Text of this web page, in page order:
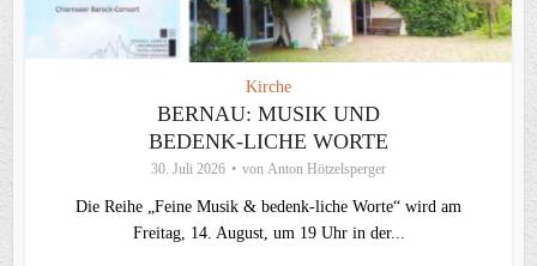
Kirche
BERNAU: MUSIK UND
BEDENK-LICHE WORTE
30. Juli 2026 von Anton Hötzelsperger
Die Reihe „Feine Musik & bedenk-liche Worte“ wird am
Freitag, 14. August, um 19 Uhr in der...